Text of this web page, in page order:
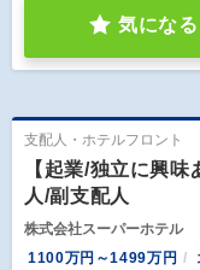
気になる
支配人・ホテルフロント
【起業/独立に興
人/副支配人
株式会社スーパーホテル
1100万円～1499万円